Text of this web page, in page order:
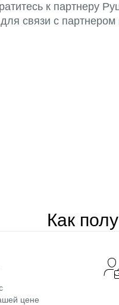
к партнеру
связи с
Как
цене